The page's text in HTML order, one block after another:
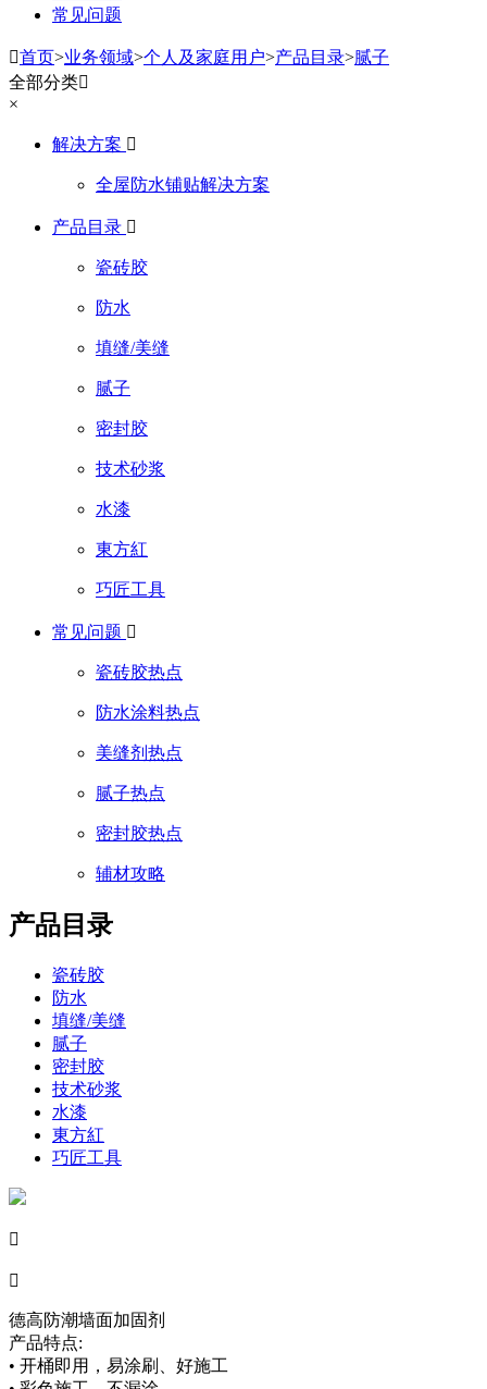
常见问题
首页>业务领域>个人及家庭用户>产品目录>腻子
全部分类
×
解决方案 
全屋防水铺贴解决方案
产品目录 
瓷砖胶
防水
填缝/美缝
腻子
密封胶
技术砂浆
水漆
東方紅
巧匠工具
常见问题 
瓷砖胶热点
防水涂料热点
美缝剂热点
腻子热点
密封胶热点
辅材攻略
产品目录
瓷砖胶
防水
填缝/美缝
腻子
密封胶
技术砂浆
水漆
東方紅
巧匠工具


德高防潮墙面加固剂
产品特点:
• 开桶即用，易涂刷、好施工